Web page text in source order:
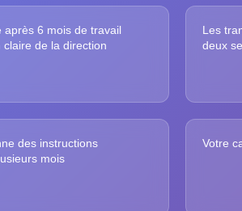
après 6 mois de travail
de la direction
Les
deux
des instructions
mois
Votre